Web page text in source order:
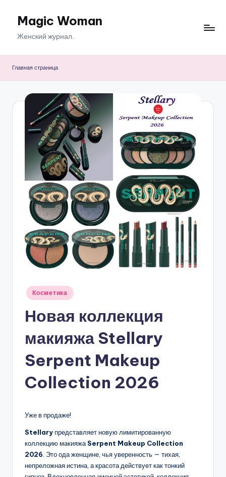
ПерейтиMagic Woman
Женский журнал.
Главная страница
Опубликовано
Косметика
Новая коллекция
макияжа Stellary
Serpent Makeup
Collection 2026
Уже в продаже!
Stellaryпредставляет новую лимитированную
коллекцию макияжа Serpent Makeup Collection
2026 . Это ода женщине, чья уверенность — тихая,
непреложная истина, а красота действует как тонкий